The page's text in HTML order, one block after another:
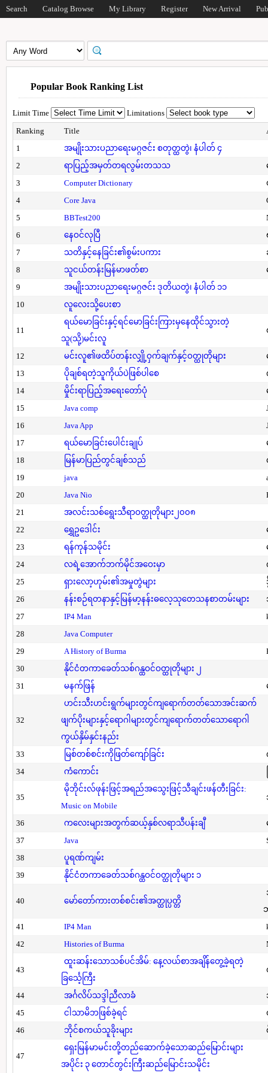
Search Catalog Browse My Library Register New Arrival
Popular Book Ranking List
Limit Time
Limitations
Ranking
Title
1
အမျိုးသားပညာရေးမဂ္ဂဇင်း စတုတ္ထတွဲ၊ နံပါတ် ၄
2
ရာပြည့်အမှတ်တရလွမ်းတသသ
3
Computer Dictionary
4
Core Java
5
BBTest200
6
နေဝင်လုပြီ
7
သတိနှင့်နေခြင်း၏စွမ်းပကား
8
သူငယ်တန်းမြန်မာဖတ်စာ
9
အမျိုးသားပညာရေးမဂ္ဂဇင်း ဒုတိယတွဲ၊ နံပါတ် ၁၁
10
လူလေးသို့ပေးစာ
11
ရယ်မောခြင်းနှင့်ရင်မောခြင်းကြားမှနေထိုင်သွားတဲ့
သူ(သို့)မင်းလူ
12 မင်းလူ၏ဖထိပ်တန်းလျှို့ဝှက်ချက်နှင့်ဝတ္ထုတိုများ
13
ပိုချစ်ရတဲ့သူကိုယ်ပဲဖြစ်ပါစေ
14
မှိုင်းရာပြည့်အရေးတော်ပုံ
15
Java comp
16
Java App
17
ရယ်မောခြင်းပေါင်းချုပ်
18
မြန်မာပြည်တွင်ချစ်သည်
19
java
20
Java Nio
21
အလင်းသစ်ရွေးသီရာဝတ္ထုတိုများ၂၀၀၈
22
ရွှေဥဒေါင်း
23
ရန်ကုန်သမိုင်း
24
လရဲ့အောက်ဘက်မိုင်အဝေးမှာ
25
ရှားလော့ဟုမ်း၏အမှုတွဲများ
26
နန်းစဉ်ရတနာနှင့်မြန်မာ့နန်းဓလေ့သုတေသနစာတမ်းများ
27
IP4 Man
28
Java Computer
29
A History of Burma
30
နိုင်ငံတကာခေတ်သစ်ဂန္ထဝင်ဝတ္ထုတိုများ ၂
31
မနက်ဖြန်
32
ဟင်းသီးဟင်းရွက်များတွင်ကျရောက်တတ်သောအင်းဆက်
ဖျက်ပိုးများနှင့်ရောဂါများတွင်ကျရောက်တတ်သောရောဂါ
ကွယ်နှိမ်နှင်းနည်း
33
မြစ်တစ်စင်းကိုဖြတ်ကျော်ခြင်း
34
ကံကောင်း
35
မိုဘိုင်းလ်ဖုန်းဖြင့်အရည်အသွေးဖြင့်သီချင်းဖန်တီးခြင်း:
Music on Mobile
36 ကလေးများအတွက်ဆယ့်နှစ်လရာသီပန်းချီ
37
Java
38
ပူရဏ်ကျမ်း
39
နိုင်ငံတကာခေတ်သစ်ဂန္ထဝင်ဝတ္ထုတိုများ ၁
40 မော်တော်ကားတစ်စင်း၏အတ္ထုပ္ပတ္တိ
41
IP4 Man
42
Histories of Burma
43
ထူးဆန်းသောသစ်ပင်အိမ်: နေ့လယ်စာအချိန်တွေ့ခဲ့ရတဲ့
ခြင်္သေ့ကြီး
44 အင်္ဂလိပ်သဒ္ဒါညီလာခံ
45
ငါသာမိဘဖြစ်ခဲ့ရင်
46
ဘိုင်စကယ်သူခိုးများ
47
ရှေးမြန်မာမင်းတို့တည်ဆောက်ခဲ့သောဆည်မြောင်းများ
အပိုင်း ၃ တောင်တွင်းကြီးဆည်မြောင်းသမိုင်း